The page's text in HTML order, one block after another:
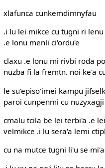
xlafunca cunkemdimnyfau
.i lu lei mikce cu tugni ri
.e lonu menli ci'ordu'e
claxu .e lonu mi rivbi roda
nuzba fi la fremtn. noi ke'a
le su'episo'imei kampu
paroi cunpenmi cu
cmalu tcila be lei terbi'a .e
velmikce .i lu sera'a lemi
cu na mutce tugni li'u se